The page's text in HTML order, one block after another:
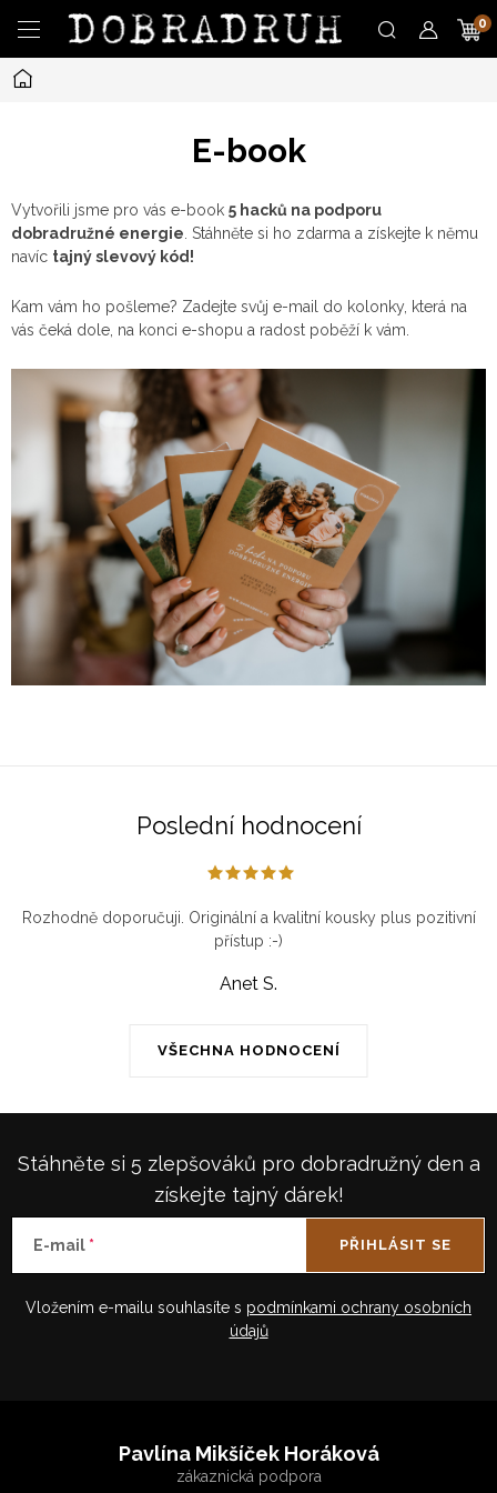
obsah
Domů
E-book
Vytvořili jsme pro vás e-book 5 hacků na podporu
dobradružné energie . Stáhněte si ho zdarma a získejte k němu
navíc tajný slevový kód!
Kam vám ho pošleme? Zadejte svůj e-mail do kolonky, která na
vás čeká dole, na konci e-shopu a radost poběží k vám.
Poslední hodnocení
VŠECHNA HODNOCENÍ
Rozhodně doporučuji. Originální a kvalitní kousky plus pozitivní
přístup :-)
Anet S.
Stáhněte si 5 zlepšováků pro dobradružný den a
získejte tajný dárek!
E-mail
Vložením e-mailu souhlasíte s podmínkami ochrany osobních
údajů
PŘIHLÁSIT SE
Pavlína Mikšíček Horáková